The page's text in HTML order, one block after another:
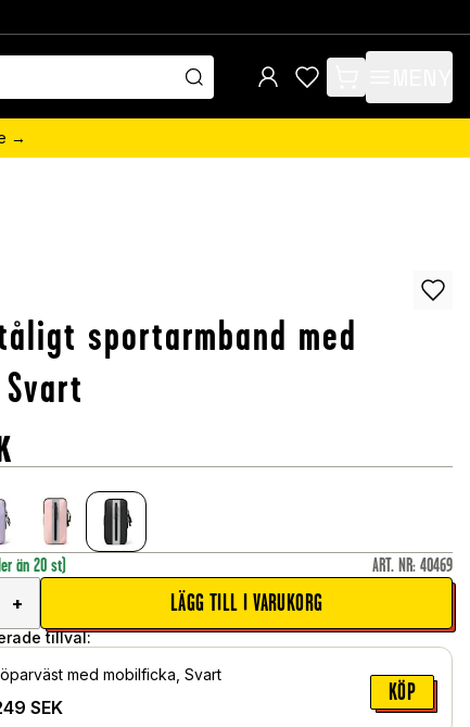
items in cart, view
→
sportarmband med
än 20 st) ART. NR: 40469
+ LÄGG TILL I VARUKORG
tillval:
med mobilficka, Svart
SEK
KÖP